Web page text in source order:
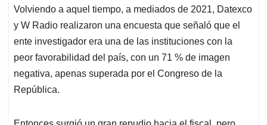
Volviendo a aquel tiempo, a mediados de 2021, Datexco
y W Radio realizaron una encuesta que señaló que el
ente investigador era una de las instituciones con la
peor favorabilidad del país, con un 71 % de imagen
negativa, apenas superada por el Congreso de la
República.